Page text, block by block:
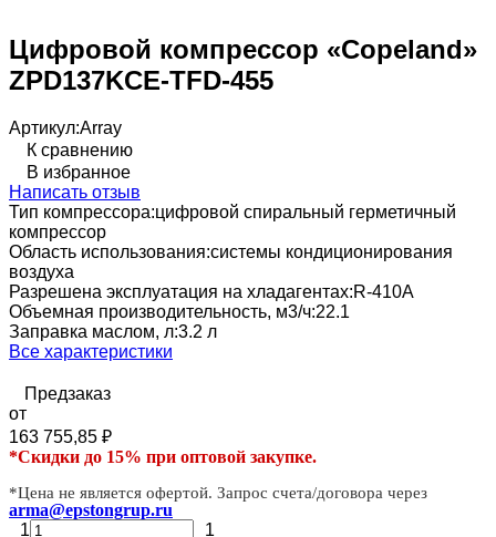
Цифровой компрессор «Copeland»
ZPD137KCE-TFD-455
Артикул:Array
К сравнению
В избранное
Написать отзыв
Тип компрессора:цифровой спиральный герметичный
компрессор
Область использования:системы кондиционирования
воздуха
Разрешена эксплуатация на хладагентах:R-410A
Объемная производительность, м3/ч:22.1
Заправка маслом, л:3.2 л
Все характеристики
Предзаказ
от
163 755,85 ₽
*Скидки до 15% при оптовой закупке.
*Цена не является офертой. Запрос счета/договора через
arma@epstongrup.ru
1
1